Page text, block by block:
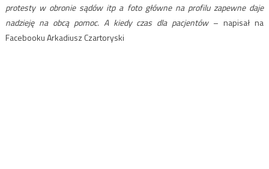
protesty w obronie sądów itp a foto główne na profilu zapewne daje
nadzieję na obcą pomoc. A kiedy czas dla pacjentów– napisał na
Facebooku Arkadiusz Czartoryski